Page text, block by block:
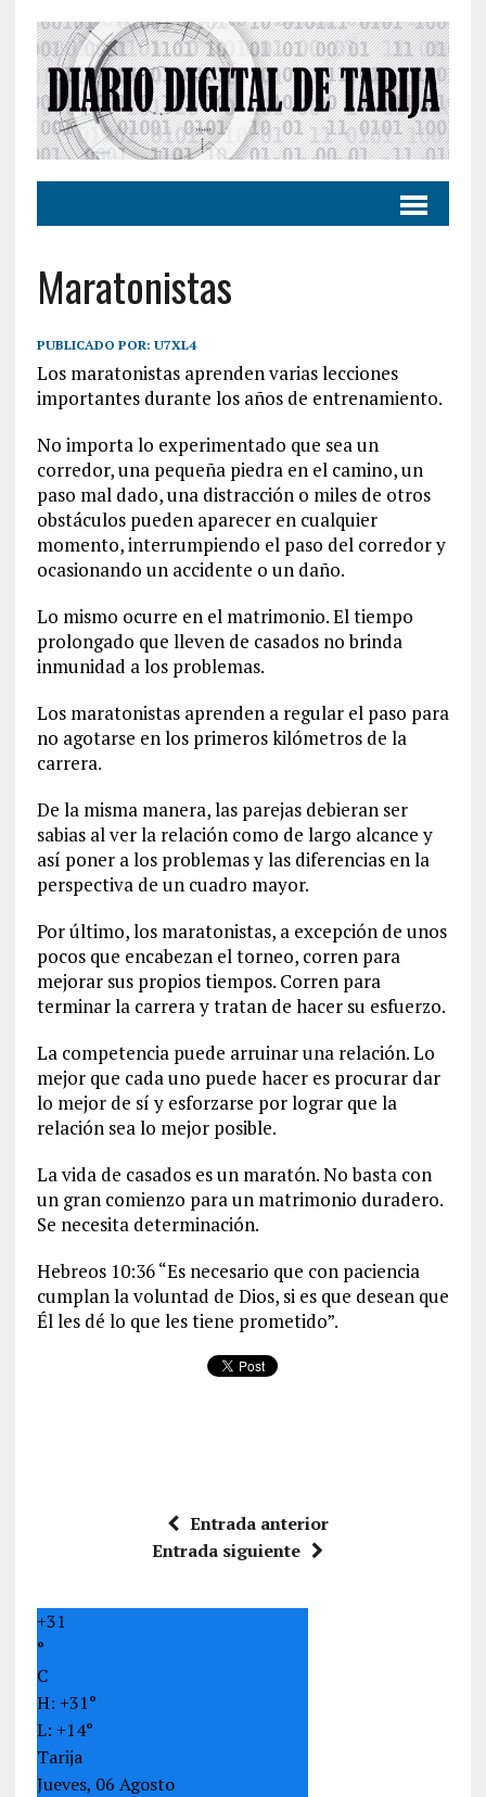
Maratonistas
PUBLICADO POR: U7XL4
Los maratonistas aprenden varias lecciones
importantes durante los años de entrenamiento.
No importa lo experimentado que sea un
corredor, una pequeña piedra en el camino, un
paso mal dado, una distracción o miles de otros
obstáculos pueden aparecer en cualquier
momento, interrumpiendo el paso del corredor y
ocasionando un accidente o un daño.
Lo mismo ocurre en el matrimonio. El tiempo
prolongado que lleven de casados no brinda
inmunidad a los problemas.
Los maratonistas aprenden a regular el paso para
no agotarse en los primeros kilómetros de la
carrera.
De la misma manera, las parejas debieran ser
sabias al ver la relación como de largo alcance y
así poner a los problemas y las diferencias en la
perspectiva de un cuadro mayor.
Por último, los maratonistas, a excepción de unos
pocos que encabezan el torneo, corren para
mejorar sus propios tiempos. Corren para
terminar la carrera y tratan de hacer su esfuerzo.
La competencia puede arruinar una relación. Lo
mejor que cada uno puede hacer es procurar dar
lo mejor de sí y esforzarse por lograr que la
relación sea lo mejor posible.
La vida de casados es un maratón. No basta con
un gran comienzo para un matrimonio duradero.
Se necesita determinación.
Hebreos 10:36 “Es necesario que con paciencia
cumplan la voluntad de Dios, si es que desean que
Él les dé lo que les tiene prometido”.
Entrada anterior
Entrada siguiente
+31
°
C
H: +31°
L: +14°
Tarija
Jueves, 06 Agosto